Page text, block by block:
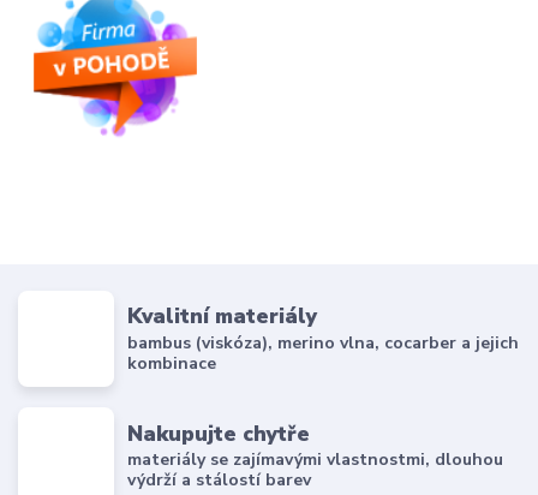
Kvalitní materiály
bambus (viskóza), merino vlna, cocarber a jejich
kombinace
Nakupujte chytře
materiály se zajímavými vlastnostmi, dlouhou
výdrží a stálostí barev